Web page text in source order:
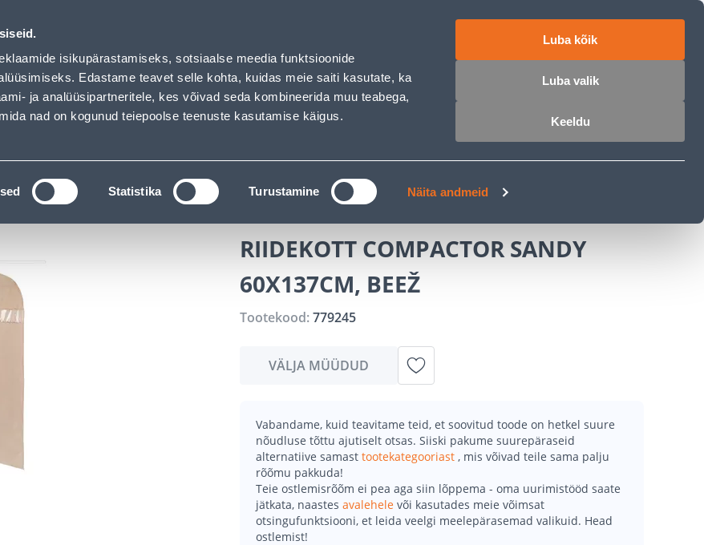
isikupärastamiseks, sotsiaalse meedia funktsioonide
Edastame teavet selle kohta, kuidas meie saiti kasutate, ka
ja analüüsipartneritele, kes võivad seda kombineerida muu teabega,
nad on kogunud teiepoolse teenuste kasutamise käigus.
Statistika Turustamine Näita andmeid
Luba kõik
Luba valik
Keeldu
ETRUEN
OTSI Logi sisse Ostukorv
MEISTRIKLUBI BLOGI
tarvikud Garderoobikotid RIIDEKOTT COMPACTOR SANDY 60X137CM, BEEŽ
RIIDEKOTT COMPACTOR SANDY
60X137CM, BEEŽ
Tootekood:779245
VÄLJA MÜÜDUD
Vabandame, kuid teavitame teid, et soovitud toode on hetkel suure
nõudluse tõttu ajutiselt otsas. Siiski pakume suurepäraseid
alternatiive samast tootekategooriast , mis võivad teile sama palju
rõõmu pakkuda!
Teie ostlemisrõõm ei pea aga siin lõppema - oma uurimistööd saate
jätkata, naastes avalehele või kasutades meie võimsat
otsingufunktsiooni, et leida veelgi meelepärasemad valikuid. Head
ostlemist!